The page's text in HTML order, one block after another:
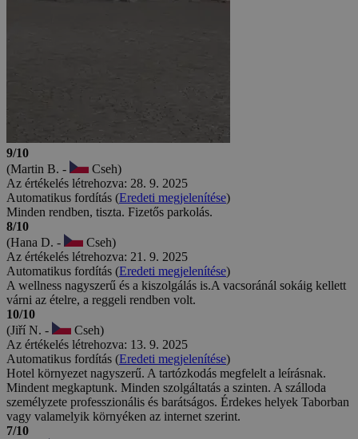
9/10
(Martin B. -
Cseh)
Az értékelés létrehozva: 28. 9. 2025
Automatikus fordítás (Eredeti megjelenítése)
Minden rendben, tiszta. Fizetős parkolás.
8/10
(Hana D. -
Cseh)
Az értékelés létrehozva: 21. 9. 2025
Automatikus fordítás (Eredeti megjelenítése)
A wellness nagyszerű és a kiszolgálás is.A vacsoránál sokáig kellett
várni az ételre, a reggeli rendben volt.
10/10
(Jiří N. -
Cseh)
Az értékelés létrehozva: 13. 9. 2025
Automatikus fordítás (Eredeti megjelenítése)
Hotel környezet nagyszerű. A tartózkodás megfelelt a leírásnak.
Mindent megkaptunk. Minden szolgáltatás a szinten. A szálloda
személyzete professzionális és barátságos. Érdekes helyek Taborban
vagy valamelyik környéken az internet szerint.
7/10